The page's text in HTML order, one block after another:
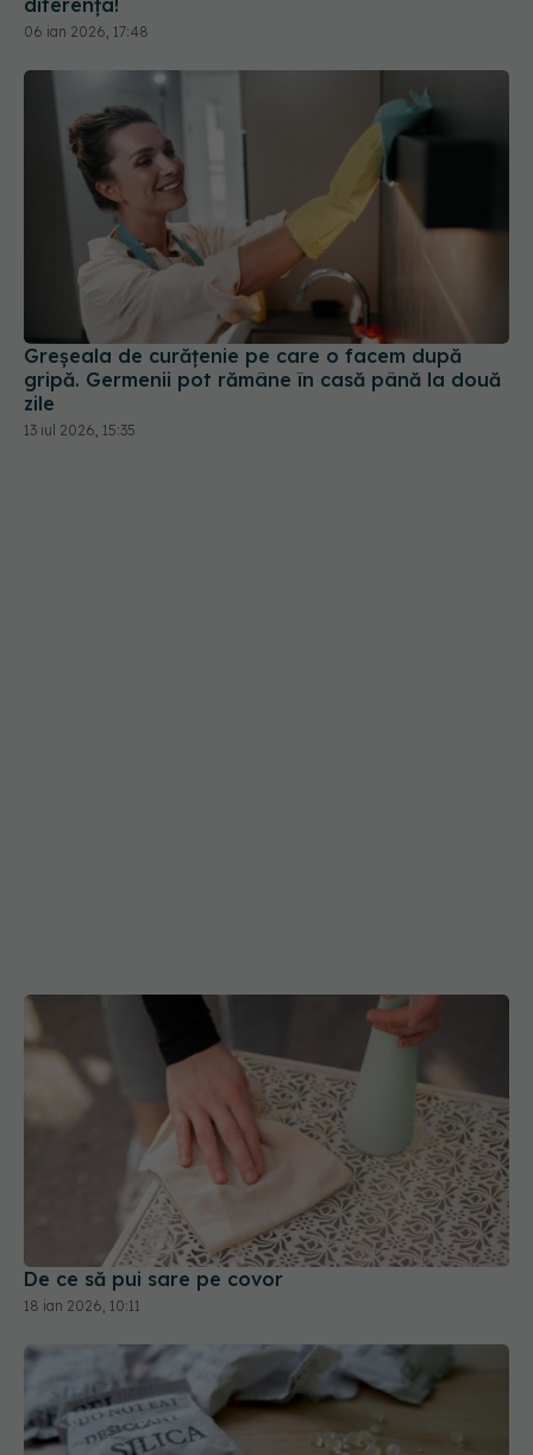
diferența!
06 ian 2026, 17:48
Greșeala de curățenie pe care o facem după
gripă. Germenii pot rămâne în casă până la două
zile
13 iul 2026, 15:35
De ce să pui sare pe covor
18 ian 2026, 10:11